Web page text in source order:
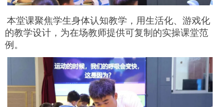
本堂课聚焦学生身体认知教学，用生活化、游戏化
的教学设计，为在场教师提供可复制的实操课堂范
例。